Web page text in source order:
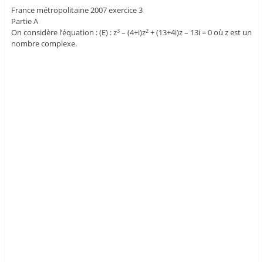
France métropolitaine 2007 exercice 3
Partie A
On considère l’équation : (E) : z3– (4+i)z2+ (13+4i)z – 13i = 0 où z est un
nombre complexe.